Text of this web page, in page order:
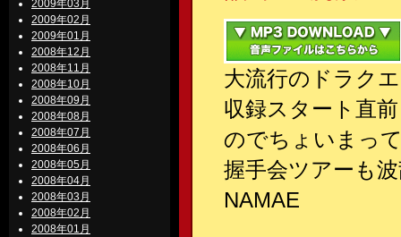
2009年03月
2009年02月
2009年01月
2008年12月
2008年11月
2008年10月
2008年09月
2008年08月
2008年07月
2008年06月
2008年05月
2008年04月
2008年03月
2008年02月
2008年01月
大流行のドラク
収録スタート直
のでちょいまっ
握手会ツアーも
NAMAE